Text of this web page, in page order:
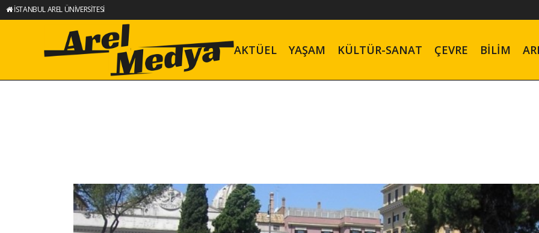
İSTANBUL AREL ÜNİVERSİTESİ
AKTÜEL YAŞAM KÜLTÜR-SANAT ÇEVRE BILIM